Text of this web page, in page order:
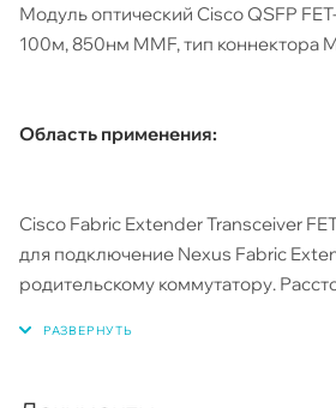
Модуль оптический Cisco QSFP
100м, 850нм MMF, тип коннектора
Область применения:
Cisco Fabric Extender Transceiver
для подключение Nexus Fabric
родительскому коммутатору.
метров. Может использоваться как